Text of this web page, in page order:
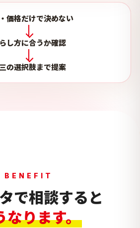
価格だけで決めない
し方に合うか確認
の選択肢まで提案
BENEFIT
で相談すると
なります。